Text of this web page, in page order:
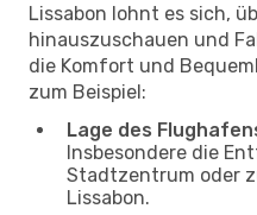
Lissabon lohnt es sich,
hinauszuschauen und
die Komfort und
zum Beispiel:
Lage des
Insbesondere die
Stadtzentrum oder
Lissabon.